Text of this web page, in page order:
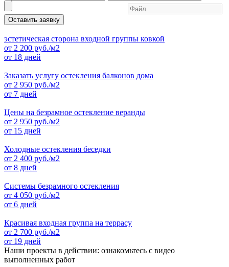
Оставить заявку
эстетическая сторона входной группы ковкой
от 2 200 руб./м2
от 18 дней
Заказать услугу остекления балконов дома
от 2 950 руб./м2
от 7 дней
Цены на безрамное остекление веранды
от 2 950 руб./м2
от 15 дней
Холодные остекления беседки
от 2 400 руб./м2
от 8 дней
Системы безрамного остекления
от 4 050 руб./м2
от 6 дней
Красивая входная группа на террасу
от 2 700 руб./м2
от 19 дней
Наши проекты в действии: ознакомьтесь с видео
выполненных работ